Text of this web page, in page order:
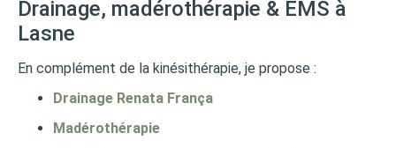
Drainage, madérothérapie & EMS à
Lasne
En complément de la kinésithérapie, je propose :
Drainage Renata França
Madérothérapie